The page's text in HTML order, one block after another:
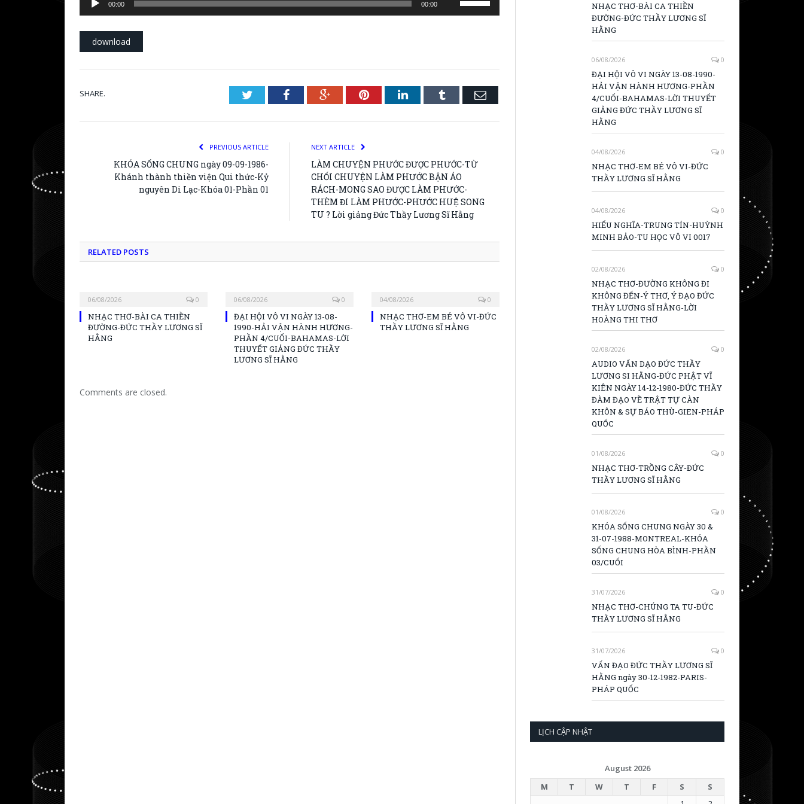
Player
00:00 00:00
increase
or
decrease
download
SHARE. TwitterFacebookGoogle+PinterestLinkedInTumblr Email
PREVIOUS ARTICLE
KHÓA SỐNG CHUNG ngày 09-09-1986-
Khánh thành thiền viện Qui thức-Kỷ
nguyên Di Lạc-Khóa 01-Phần 01
NEXT ARTICLE
LÀM CHUYỆN PHƯỚC ĐƯỢC PHƯỚC-TỪ
CHỐI CHUYỆN LÀM PHƯỚC BẬN ÁO
RÁCH-MONG SAO ĐƯỢC LÀM PHƯỚC-
THÈM ĐI LÀM PHƯỚC-PHƯỚC HUỆ SONG
TU ? Lời giảng Đức Thầy Lương Sĩ Hằng
RELATED POSTS
06/08/2026 0
NHẠC THƠ-BÀI CA THIỀN
ĐƯỜNG-ĐỨC THẦY LƯƠNG SĨ
HẰNG
06/08/2026 0
ĐẠI HỘI VÔ VI NGÀY 13-08-
1990-HẢI VẬN HÀNH HƯƠNG-
PHẦN 4/CUỐI-BAHAMAS-LỜI
THUYẾT GIẢNG ĐỨC THẦY
LƯƠNG SĨ HẰNG
04/08/2026 0
NHẠC THƠ-EM BÉ VÔ VI-ĐỨC
THẦY LƯƠNG SĨ HẰNG
Comments are closed.
NHẠC THƠ-BÀI CA THIỀN
ĐƯỜNG-ĐỨC THẦY LƯƠNG SĨ
HẰNG
06/08/2026 0
ĐẠI HỘI VÔ VI NGÀY 13-08-1990-
HẢI VẬN HÀNH HƯƠNG-PHẦN
4/CUỐI-BAHAMAS-LỜI THUYẾT
GIẢNG ĐỨC THẦY LƯƠNG SĨ
HẰNG
04/08/2026 0
NHẠC THƠ-EM BÉ VÔ VI-ĐỨC
THẦY LƯƠNG SĨ HẰNG
04/08/2026 0
HIẾU NGHĨA-TRUNG TÍN-HUỲNH
MINH BẢO-TU HỌC VÔ VI 0017
02/08/2026 0
NHẠC THƠ-ĐƯỜNG KHÔNG ĐI
KHÔNG ĐẾN-Ý THƠ, Ý ĐẠO ĐỨC
THẦY LƯƠNG SĨ HẰNG-LỜI
HOÀNG THI THƠ
02/08/2026 0
AUDIO VẤN DẠO ĐỨC THẦY
LƯƠNG SI HẰNG-ĐỨC PHẬT VĨ
KIÊN NGÀY 14-12-1980-ĐỨC THẦY
ĐÀM ĐẠO VỀ TRẬT TỰ CÀN
KHÔN & SỰ BÁO THÙ-GIEN-PHÁP
QUỐC
01/08/2026 0
NHẠC THƠ-TRỒNG CÂY-ĐỨC
THẦY LƯƠNG SĨ HẰNG
01/08/2026 0
KHÓA SỐNG CHUNG NGÀY 30 &
31-07-1988-MONTREAL-KHÓA
SỐNG CHUNG HÒA BÌNH-PHẦN
03/CUỐI
31/07/2026 0
NHẠC THƠ-CHÚNG TA TU-ĐỨC
THẦY LƯƠNG SĨ HẰNG
31/07/2026 0
VẤN ĐẠO ĐỨC THẦY LƯƠNG SĨ
HẰNG ngày 30-12-1982-PARIS-
PHÁP QUỐC
LỊCH CẬP NHẬT
August 2026
M
T W T F S
S